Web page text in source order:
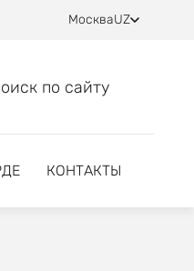
МоскваUZ
по сайту
КОНТАКТЫ